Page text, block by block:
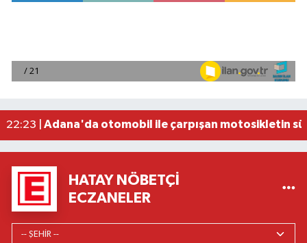
23:49 |
Fenerbahçe, avantaj elde etti
22:23 | Adana'da otomobil ile çarpışan motosikletin
HATAY NÖBETÇI
ECZANELER